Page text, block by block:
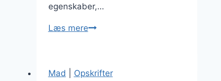
egenskaber,…
Læs merePassionsfrugt
morgenbrød
Mad Opskrifter